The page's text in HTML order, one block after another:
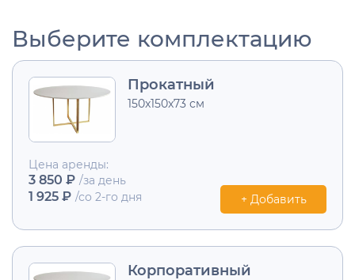
Выберите комплектацию
Прокатный
150x150x73 см
Цена аренды:
3 850 ₽ /за день
1 925 ₽ /со 2-го дня + Добавить
Корпоративный